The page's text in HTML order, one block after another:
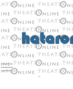
Toggle main